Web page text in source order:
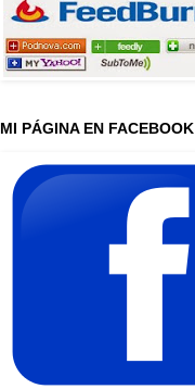
MI PÁGINA EN FACEBOOK